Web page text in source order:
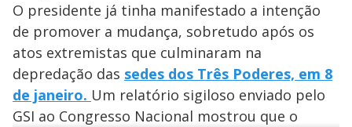
O presidente já tinha manifestado a intenção
de promover a mudança, sobretudo após os
atos extremistas que culminaram na
depredação das sedes dos Três Poderes, em 8
de janeiro. Um relatório sigiloso enviado pelo
GSI ao Congresso Nacional mostrou que o